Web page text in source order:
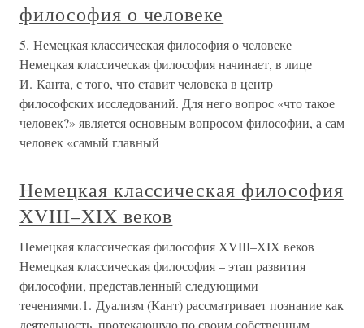
философия о человеке
5. Немецкая классическая философия о человеке
Немецкая классическая философия начинает, в лице
И. Канта, с того, что ставит человека в центр
философских исследований. Для него вопрос «что такое
человек?» является основным вопросом философии, а сам
человек «самый главный
Немецкая классическая философия
XVIII–XIX веков
Немецкая классическая философия XVIII–XIX веков
Немецкая классическая философия – этап развития
философии, представленный следующими
течениями.1. Дуализм (Кант) рассматривает познание как